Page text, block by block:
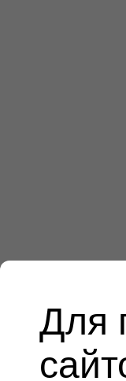
Для